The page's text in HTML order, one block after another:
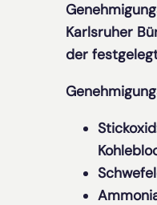
Karlsruher
der